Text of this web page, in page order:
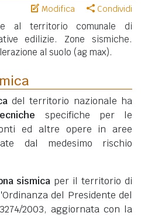
Modifica Condividi
al territorio comunale di
edilizie. Zone sismiche.
al suolo (ag max).
del territorio nazionale ha
specifiche per le
ed altre opere in aree
dal medesimo rischio
sismica per il territorio di
del Presidente del
2003, aggiornata con la